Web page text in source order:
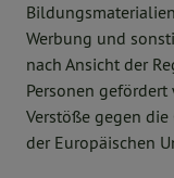
Werbung und
nach Ansicht der
Personen
Verstöße gegen
der Europäischen